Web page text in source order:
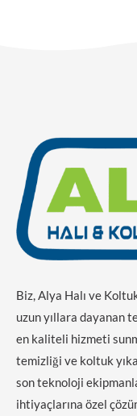
Biz, Alya Halı ve
uzun yıllara dayanan
en kaliteli hizmeti
temizliği ve koltuk
son teknoloji
ihtiyaçlarına özel